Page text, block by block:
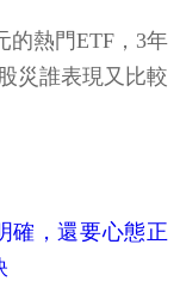
的熱門ETF，3年
災誰表現又比較
確，還要心態正